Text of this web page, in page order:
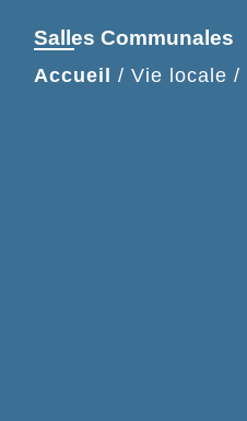
Salles Communales
Accueil / Vie locale /